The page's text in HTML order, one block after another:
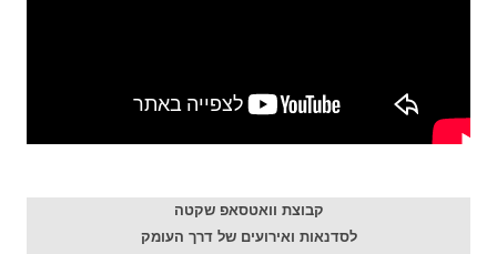
קבוצת וואטסאפ שקטה
לסדנאות ואירועים של דרך העומק